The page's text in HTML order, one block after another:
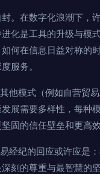
。在数字化浪潮下，
化是工具的升级与
何在信息日益对称的
服务。
他模式（例如自营贸
展需要多样性，每种
固的信任壁垒和更高效
经纪的回应或许应是
刻的尊重与最智慧的坚